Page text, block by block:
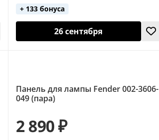
+ 133 бонуса
26 сентября
Панель для лампы Fender 002-3606-
049 (пара)
2 890 ₽